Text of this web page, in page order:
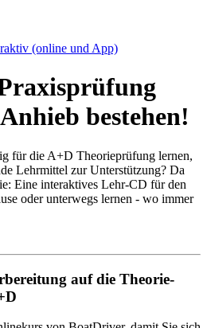
(online und App)
bestehen!
für die A+D Theorieprüfung lernen,
Lehrmittel zur Unterstützung? Da
Eine interaktives Lehr-CD für den
oder unterwegs lernen - wo immer
auf die Theorie-